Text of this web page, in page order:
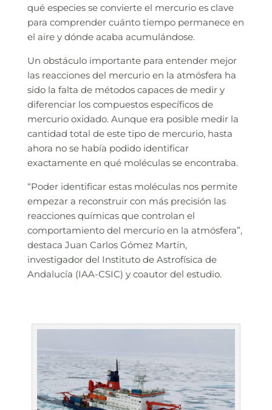
qué especies se convierte el mercurio es clave
para comprender cuánto tiempo permanece en
el aire y dónde acaba acumulándose.
Un obstáculo importante para entender mejor
las reacciones del mercurio en la atmósfera ha
sido la falta de métodos capaces de medir y
diferenciar los compuestos específicos de
mercurio oxidado. Aunque era posible medir la
cantidad total de este tipo de mercurio, hasta
ahora no se había podido identificar
exactamente en qué moléculas se encontraba.
“Poder identificar estas moléculas nos permite
empezar a reconstruir con más precisión las
reacciones químicas que controlan el
comportamiento del mercurio en la atmósfera”,
destaca Juan Carlos Gómez Martín,
investigador del Instituto de Astrofísica de
Andalucía (IAA-CSIC) y coautor del estudio.